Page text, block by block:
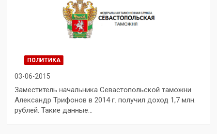
ПОЛИТИКА
03-06-2015
Заместитель начальника Севастопольской таможни
Александр Трифонов в 2014 г. получил доход 1,7 млн.
рублей. Такие данные…